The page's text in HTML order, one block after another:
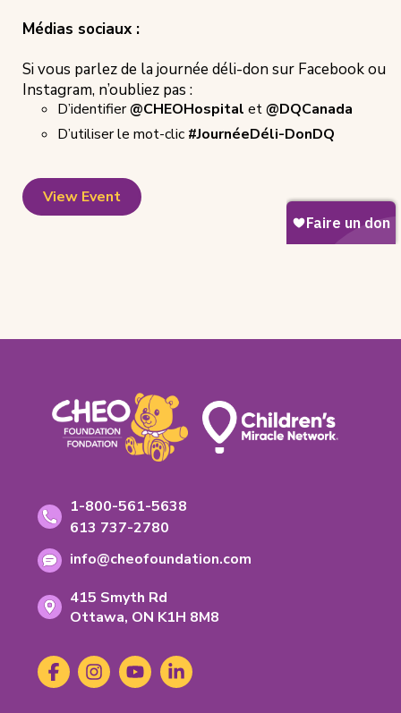
Médias sociaux :
Si vous parlez de la journée déli-don sur Facebook ou
Instagram, n’oubliez pas :
D’identifier@CHEOHospital et@DQCanada
D’utiliser le mot-clic #JournéeDéli-DonDQ
View Event
Coordonnées
Numéro
sans
1-800-561-5638
Numéro
telephone:
613 737-2780
Adresse
info@cheofoundation.com
Address
415 Smyth Rd
Ottawa, ONOntario
K1H 8M8
1-
H-
Social
Media
Facebook
(s'ouvre
dans
Instagram
(s'ouvre
dans
YouTube
(s'ouvre
dans
LinkedIn
(s'ouvre
dans